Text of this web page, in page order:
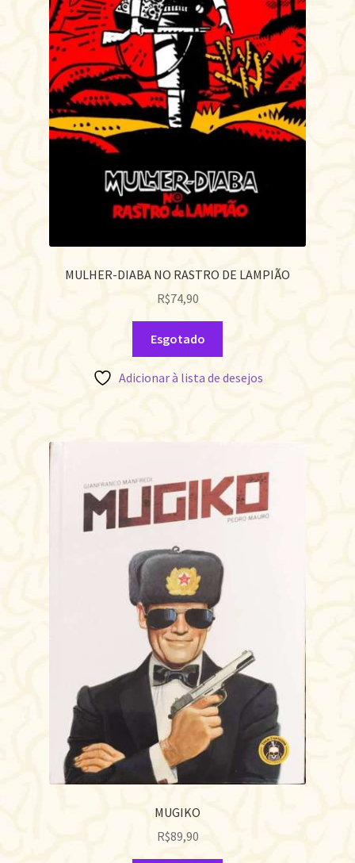
MULHER-DIABA NO RASTRO DE LAMPIÃO
R$74,90
Esgotado
Adicionar à lista de desejos
MUGIKO
R$89,90